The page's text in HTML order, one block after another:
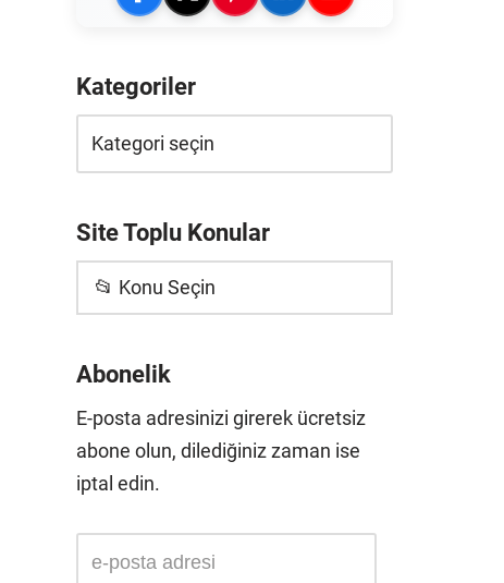
Kategoriler
Site Toplu Konular
📂 Konu Seçin
Abonelik
E-posta adresinizi girerek ücretsiz
abone olun, dilediğiniz zaman ise
iptal edin.